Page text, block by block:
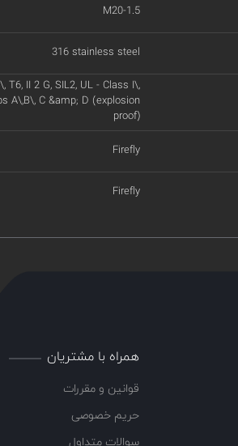
M20-1.5
316 stainless steel
T6, II 2 G, SIL2, UL - Class I\,
A\,B\, C &amp; D (explosion
proof)
Firefly
Firefly
همراه با مشتریان
قوانین و مقررات
حریم خصوصی
سوالات متداول